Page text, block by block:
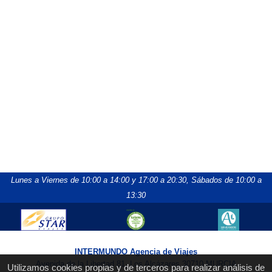
Utilizamos cookies propias y de terceros para realizar análisis de
Lunes a Viernes de 10:00 a 14:00 y 17:00 a 20:30, Sábados de 10:00 a
13:30
INTERMUNDO Agencia de Viajes
Avenida de la Libertad 81, Los Alcázares 30710 MURCIA